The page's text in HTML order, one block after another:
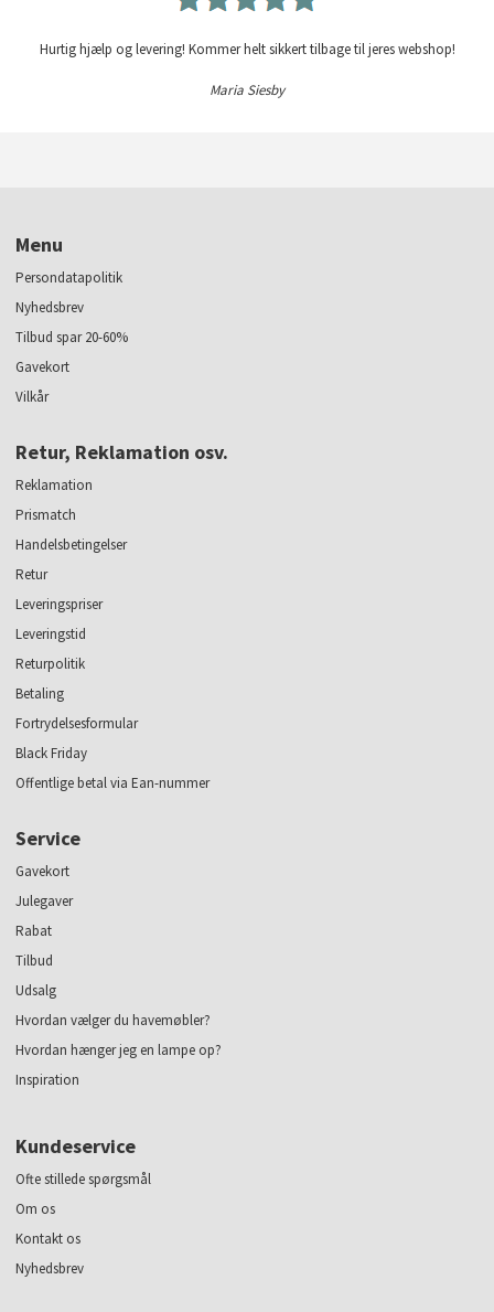
Hurtig hjælp og levering! Kommer helt sikkert tilbage til jeres webshop!
Maria Siesby
Menu
Persondatapolitik
Nyhedsbrev
Tilbud spar 20-60%
Gavekort
Vilkår
Retur, Reklamation osv.
Reklamation
Prismatch
Handelsbetingelser
Retur
Leveringspriser
Leveringstid
Returpolitik
Betaling
Fortrydelsesformular
Black Friday
Offentlige betal via Ean-nummer
Service
Gavekort
Julegaver
Rabat
Tilbud
Udsalg
Hvordan vælger du havemøbler?
Hvordan hænger jeg en lampe op?
Inspiration
Kundeservice
Ofte stillede spørgsmål
Om os
Kontakt os
Nyhedsbrev